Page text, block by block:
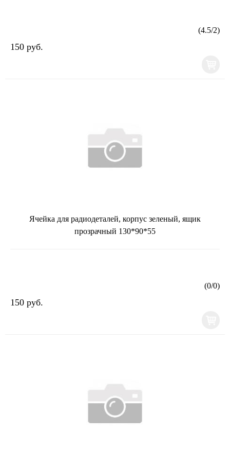
(4.5/2)
150 руб.
Ячейка для радиодеталей, корпус зеленый, ящик
прозрачный 130*90*55
(0/0)
150 руб.